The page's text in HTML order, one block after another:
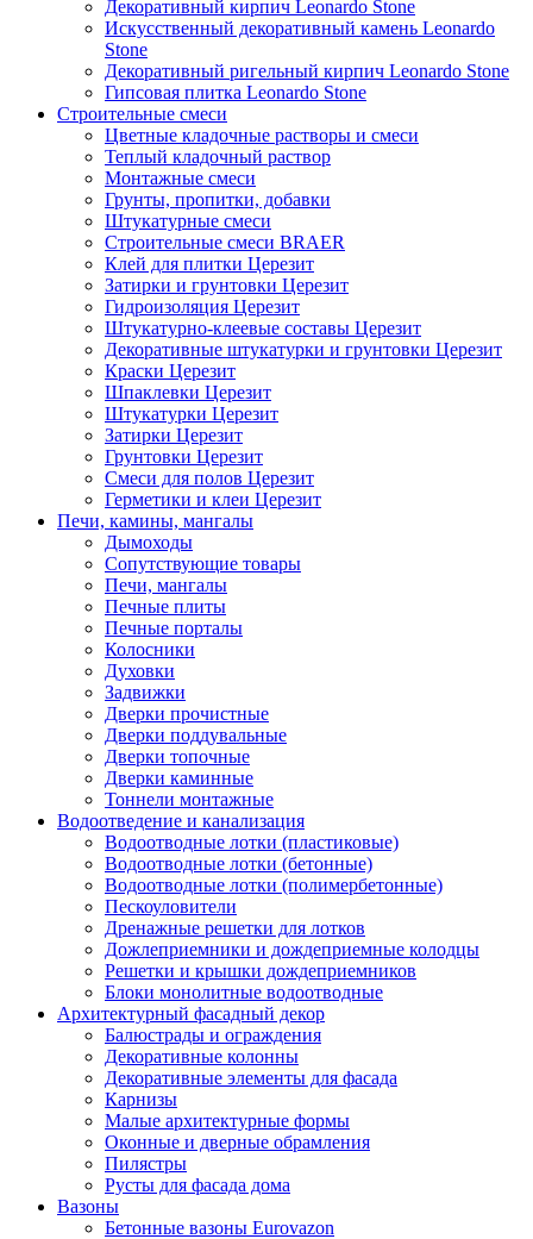
Декоративный кирпич Leonardo Stone
Искусственный декоративный камень Leonardo
Stone
Декоративный ригельный кирпич Leonardo Stone
Гипсовая плитка Leonardo Stone
Строительные смеси
Цветные кладочные растворы и смеси
Теплый кладочный раствор
Монтажные смеси
Грунты, пропитки, добавки
Штукатурные смеси
Строительные смеси BRAER
Клей для плитки Церезит
Затирки и грунтовки Церезит
Гидроизоляция Церезит
Штукатурно-клеевые составы Церезит
Декоративные штукатурки и грунтовки Церезит
Краски Церезит
Шпаклевки Церезит
Штукатурки Церезит
Затирки Церезит
Грунтовки Церезит
Смеси для полов Церезит
Герметики и клеи Церезит
Печи, камины, мангалы
Дымоходы
Сопутствующие товары
Печи, мангалы
Печные плиты
Печные порталы
Колосники
Духовки
Задвижки
Дверки прочистные
Дверки поддувальные
Дверки топочные
Дверки каминные
Тоннели монтажные
Водоотведение и канализация
Водоотводные лотки (пластиковые)
Водоотводные лотки (бетонные)
Водоотводные лотки (полимербетонные)
Пескоуловители
Дренажные решетки для лотков
Дожлеприемники и дождеприемные колодцы
Решетки и крышки дождеприемников
Блоки монолитные водоотводные
Архитектурный фасадный декор
Балюстрады и ограждения
Декоративные колонны
Декоративные элементы для фасада
Карнизы
Малые архитектурные формы
Оконные и дверные обрамления
Пилястры
Русты для фасада дома
Вазоны
Бетонные вазоны Eurovazon